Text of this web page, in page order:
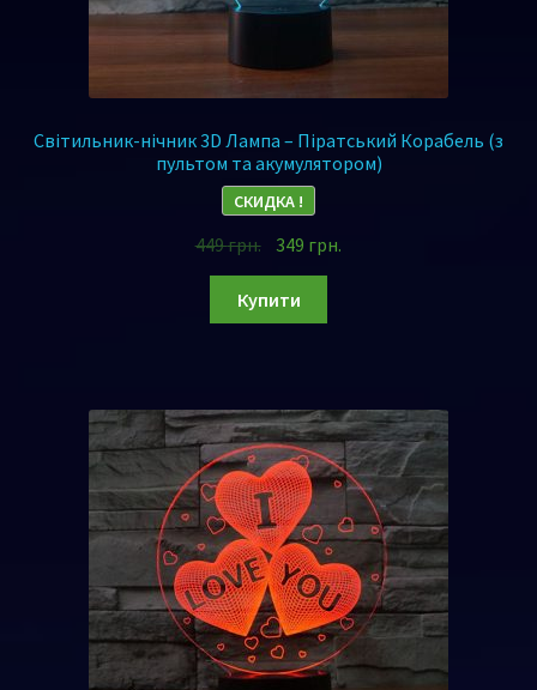
Світильник-нічник 3D Лампа – Піратський Корабель (з
пультом та акумулятором)
СКИДКА !
449грн. 349 грн.
Купити